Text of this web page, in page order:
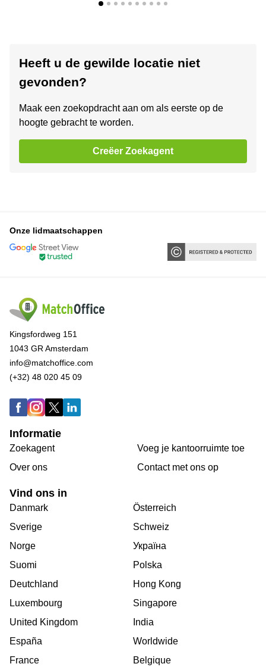
Heeft u de gewilde locatie niet
gevonden?
Maak een zoekopdracht aan om als eerste op de
hoogte gebracht te worden.
Creëer Zoekagent
Onze lidmaatschappen
Kingsfordweg 151
1043 GR Amsterdam
info@matchoffice.com
(+32) 48 020 45 09
Informatie
Zoekagent
Over ons
Voeg je kantoorruimte toe
Сontact met ons op
Vind ons in
Danmark
Sverige
Norge
Suomi
Deutchland
Luxembourg
United Kingdom
España
France
Österreich
Schweiz
Україна
Polska
Hong Kong
Singapore
India
Worldwide
Belgique